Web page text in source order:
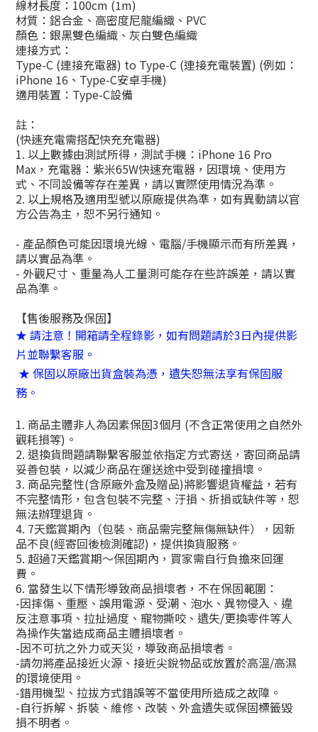
線材長度：100cm (1m)
材質：鋁合金、高密度尼龍編織、PVC
顏色：銀黑雙色編織、灰白雙色編織
連接方式：
Type-C (連接充電器) to Type-C (連接充電裝置) (例如：
iPhone 16、Type-C安卓手機)
適用裝置：Type-C設備
註：
(快速充電需搭配快充充電器)
1. 以上數據由測試所得，測試手機：iPhone 16 Pro
Max，充電器：紫米65W快速充電器，因環境、使用方
式、不同設備等存在差異，請以實際使用情況為準。
2. 以上規格及適用型號以原廠提供為準，如有異動請以官
方公告為主，恕不另行通知。
- 產品顏色可能因環境光線、電腦/手機顯示而有所差異，
請以實品為準。
- 外觀尺寸、重量為人工量測可能存在些許誤差，請以實
品為準。
【售後服務及保固】
★ 請注意！開箱請全程錄影，如有問題請於3日內提供影
片並聯繫客服。
★ 保固以原廠出貨盒裝為憑，遺失恕無法享有保固服
務。
1. 商品主體非人為因素保固3個月 (不含正常使用之自然外
觀耗損等)。
2. 退換貨問題請聯繫客服並依指定方式寄送，寄回商品請
妥善包裝，以減少商品在運送途中受到碰撞損壞。
3. 商品完整性(含原廠外盒及贈品)將影響退貨權益，若有
不完整情形，包含包裝不完整、汙損、折損或缺件等，恕
無法辦理退貨。
4. 7天鑑賞期內（包裝、商品需完整無傷無缺件），因新
品不良(經寄回後檢測確認)，提供換貨服務。
5. 超過7天鑑賞期～保固期內，買家需自行負擔來回運
費。
6. 當發生以下情形導致商品損壞者，不在保固範圍：
-因摔傷、重壓、誤用電源、受潮、泡水、異物侵入、違
反注意事項、拉扯過度、寵物撕咬、遺失/更換零件等人
為操作失當造成商品主體損壞者。
-因不可抗之外力或天災，導致商品損壞者。
-請勿將產品接近火源、接近尖銳物品或放置於高溫/高濕
的環境使用。
-錯用機型、拉拔方式錯誤等不當使用所造成之故障。
-自行拆解、拆裝、維修、改裝、外盒遺失或保固標籤毀
損不明者。